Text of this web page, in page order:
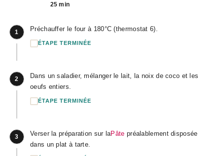
25 min
1 Préchauffer le four à 180°C (thermostat 6).
ÉTAPE TERMINÉE
2
Dans un saladier, mélanger le lait, la noix de coco et les
oeufs entiers.
ÉTAPE TERMINÉE
3 Verser la préparation sur laPâte préalablement disposée
dans un plat à tarte.